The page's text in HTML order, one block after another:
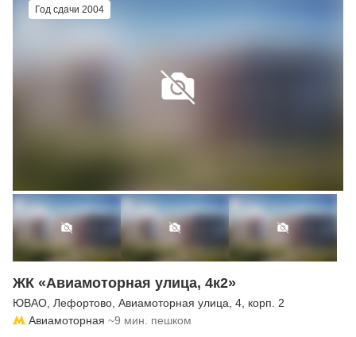
Год сдачи 2004
ЖК «Авиамоторная улица, 4к2»
ЮВАО Лефортово Авиамоторная улица , 4, корп. 2
Авиамоторная ~9 мин. пешком